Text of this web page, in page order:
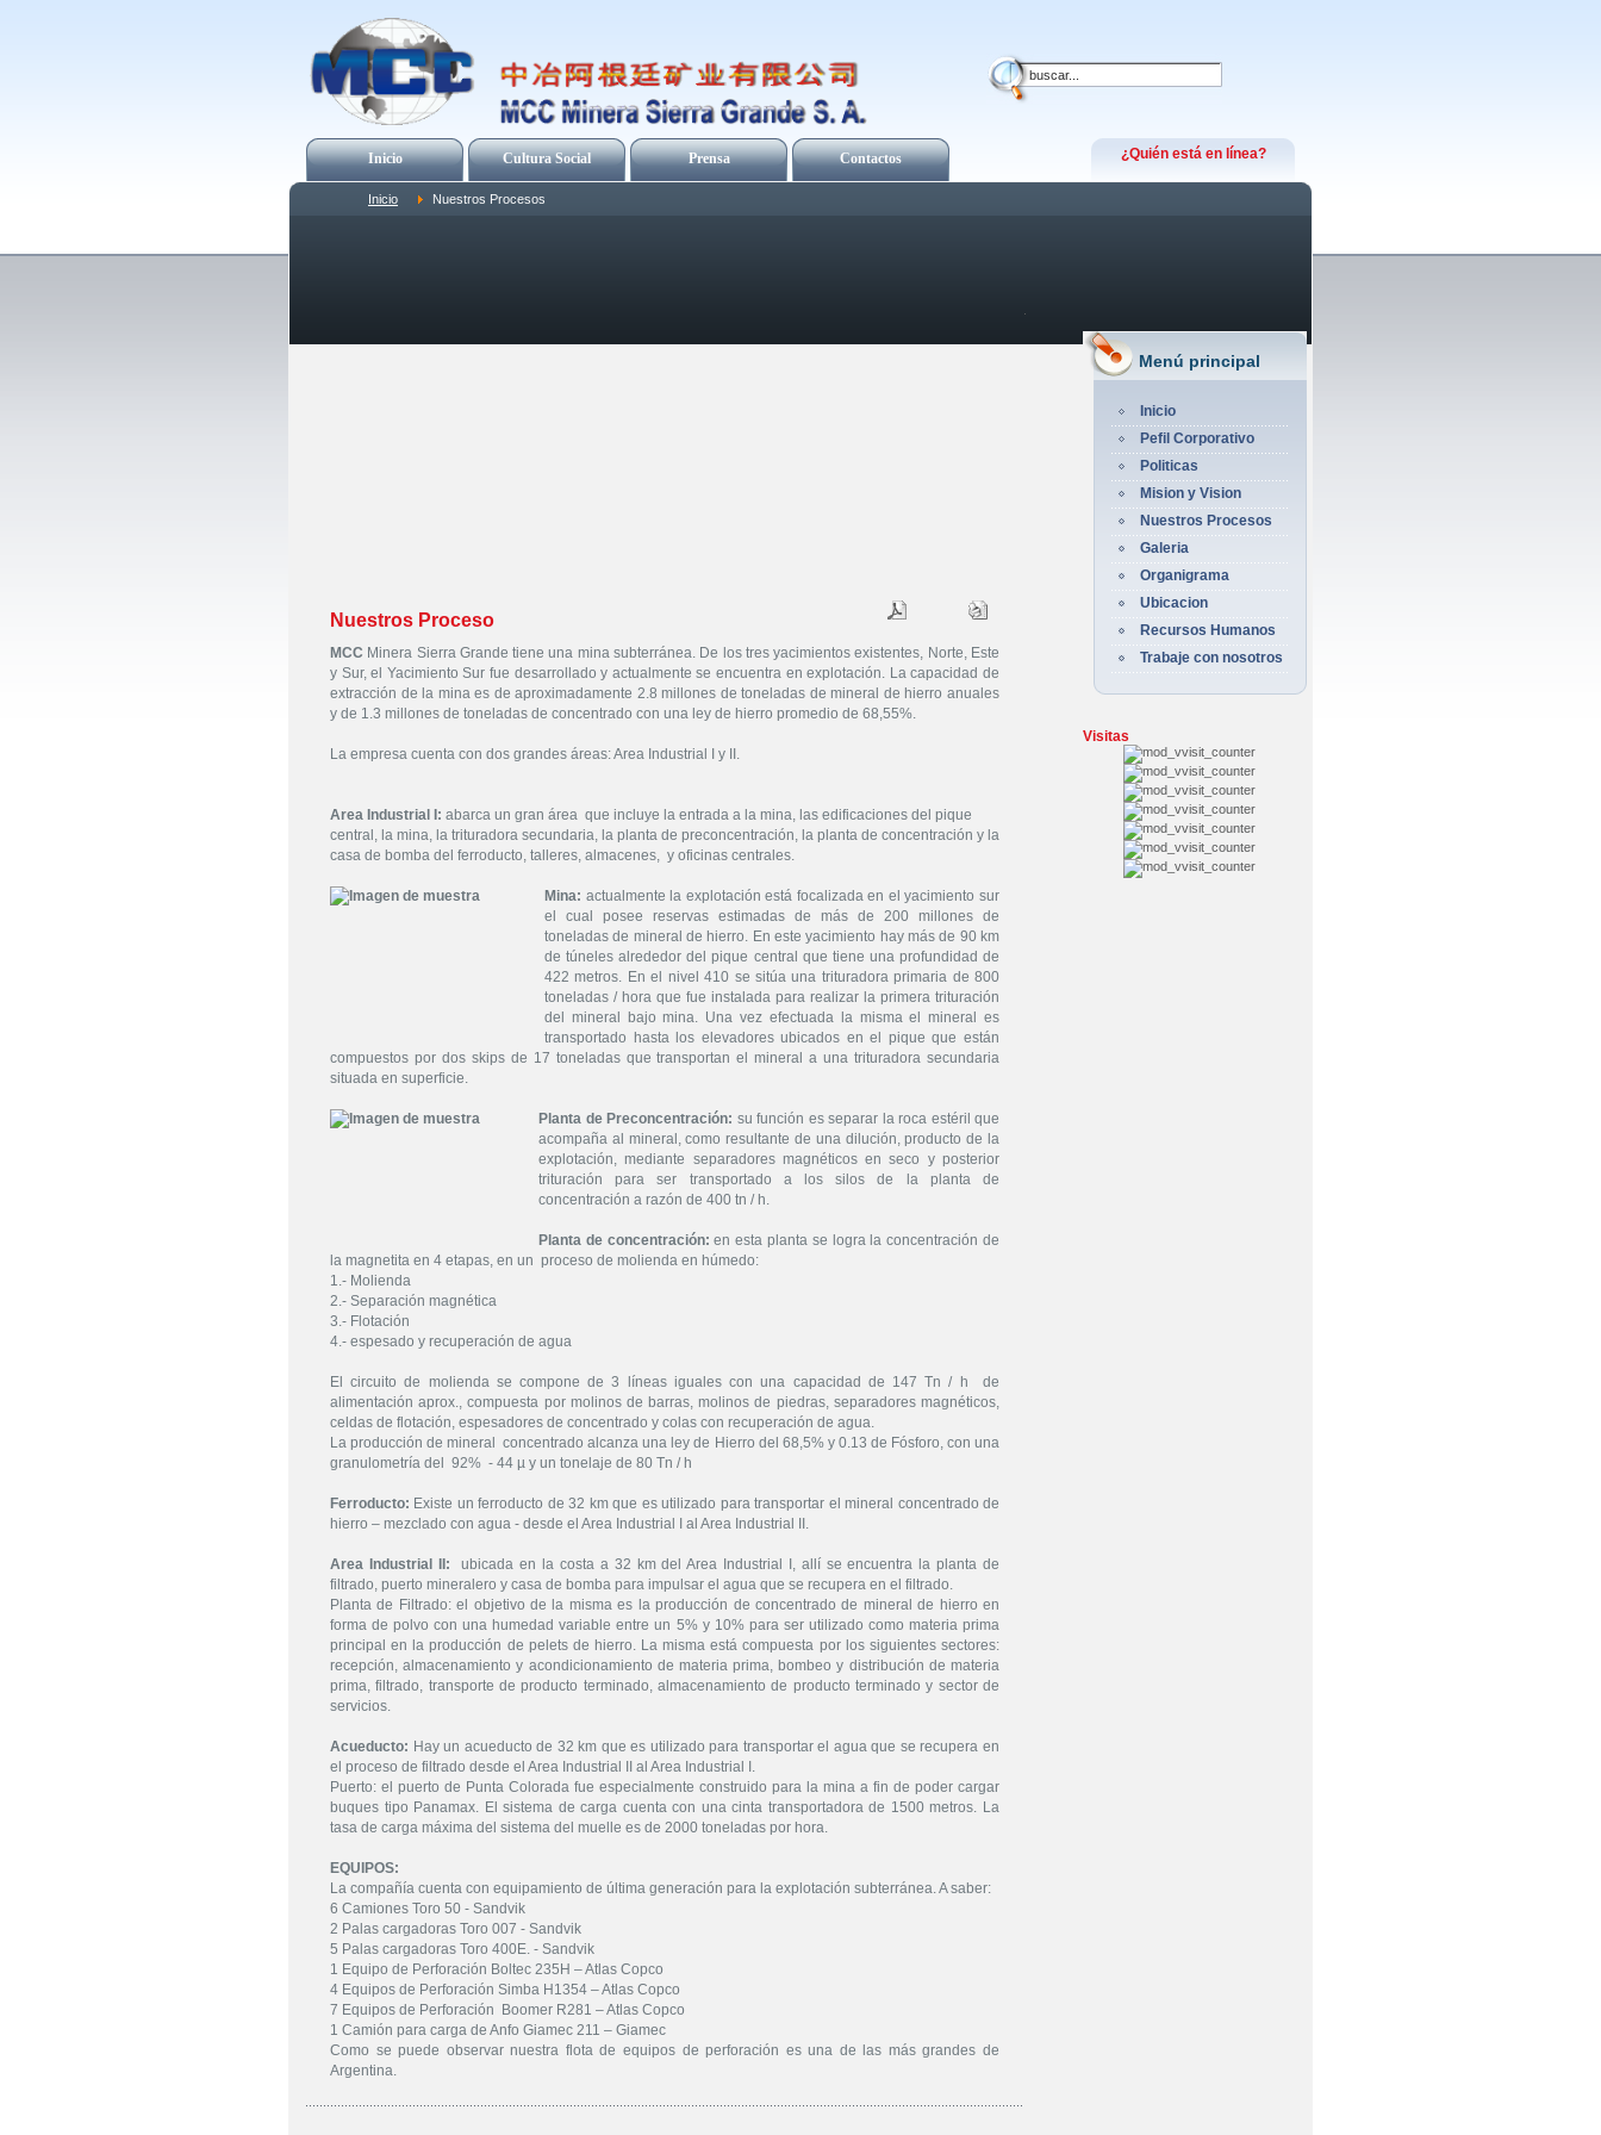
Inicio Cultura Social Prensa Contactos ¿Quién está en línea?
Inicio Nuestros Procesos
Nuestros Proceso
MCC Minera Sierra Grande tiene una mina subterránea. De los tres yacimientos existentes, Norte, Este
y Sur, el Yacimiento Sur fue desarrollado y actualmente se encuentra en explotación. La capacidad de
extracción de la mina es de aproximadamente 2.8 millones de toneladas de mineral de hierro anuales
y de 1.3 millones de toneladas de concentrado con una ley de hierro promedio de 68,55%.
La empresa cuenta con dos grandes áreas: Area Industrial I y II.
Area Industrial I: abarca un gran área que incluye la entrada a la mina, las edificaciones del pique
central, la mina, la trituradora secundaria, la planta de preconcentración, la planta de concentración y la
casa de bomba del ferroducto, talleres, almacenes, y oficinas centrales.
Mina: actualmente la explotación está focalizada en el yacimiento sur
el cual posee reservas estimadas de más de 200 millones de
toneladas de mineral de hierro. En este yacimiento hay más de 90 km
de túneles alrededor del pique central que tiene una profundidad de
422 metros. En el nivel 410 se sitúa una trituradora primaria de 800
toneladas / hora que fue instalada para realizar la primera trituración
del mineral bajo mina. Una vez efectuada la misma el mineral es
transportado hasta los elevadores ubicados en el pique que están
compuestos por dos skips de 17 toneladas que transportan el mineral a una trituradora secundaria
situada en superficie.
Planta de Preconcentración: su función es separar la roca estéril que
acompaña al mineral, como resultante de una dilución, producto de la
explotación, mediante separadores magnéticos en seco y posterior
trituración para ser transportado a los silos de la planta de
concentración a razón de 400 tn / h.
Planta de concentración: en esta planta se logra la concentración de
la magnetita en 4 etapas, en un proceso de molienda en húmedo:
1.- Molienda
2.- Separación magnética
3.- Flotación
4.- espesado y recuperación de agua
El circuito de molienda se compone de 3 líneas iguales con una capacidad de 147 Tn / h de
alimentación aprox., compuesta por molinos de barras, molinos de piedras, separadores magnéticos,
celdas de flotación, espesadores de concentrado y colas con recuperación de agua.
La producción de mineral concentrado alcanza una ley de Hierro del 68,5% y 0.13 de Fósforo, con una
granulometría del 92% - 44 µ y un tonelaje de 80 Tn / h
Ferroducto: Existe un ferroducto de 32 km que es utilizado para transportar el mineral concentrado de
hierro – mezclado con agua - desde el Area Industrial I al Area Industrial II.
Area Industrial II: ubicada en la costa a 32 km del Area Industrial I, allí se encuentra la planta de
filtrado, puerto mineralero y casa de bomba para impulsar el agua que se recupera en el filtrado.
Planta de Filtrado: el objetivo de la misma es la producción de concentrado de mineral de hierro en
forma de polvo con una humedad variable entre un 5% y 10% para ser utilizado como materia prima
principal en la producción de pelets de hierro. La misma está compuesta por los siguientes sectores:
recepción, almacenamiento y acondicionamiento de materia prima, bombeo y distribución de materia
prima, filtrado, transporte de producto terminado, almacenamiento de producto terminado y sector de
servicios.
Acueducto: Hay un acueducto de 32 km que es utilizado para transportar el agua que se recupera en
el proceso de filtrado desde el Area Industrial II al Area Industrial I.
Puerto: el puerto de Punta Colorada fue especialmente construido para la mina a fin de poder cargar
buques tipo Panamax. El sistema de carga cuenta con una cinta transportadora de 1500 metros. La
tasa de carga máxima del sistema del muelle es de 2000 toneladas por hora.
EQUIPOS:
La compañía cuenta con equipamiento de última generación para la explotación subterránea. A saber:
6 Camiones Toro 50 - Sandvik
2 Palas cargadoras Toro 007 - Sandvik
5 Palas cargadoras Toro 400E. - Sandvik
1 Equipo de Perforación Boltec 235H – Atlas Copco
4 Equipos de Perforación Simba H1354 – Atlas Copco
7 Equipos de Perforación Boomer R281 – Atlas Copco
1 Camión para carga de Anfo Giamec 211 – Giamec
Como se puede observar nuestra flota de equipos de perforación es una de las más grandes de
Argentina.
Menú principal
Inicio
Pefil Corporativo
Politicas
Mision y Vision
Nuestros Procesos
Galeria
Organigrama
Ubicacion
Recursos Humanos
Trabaje con nosotros
Visitas